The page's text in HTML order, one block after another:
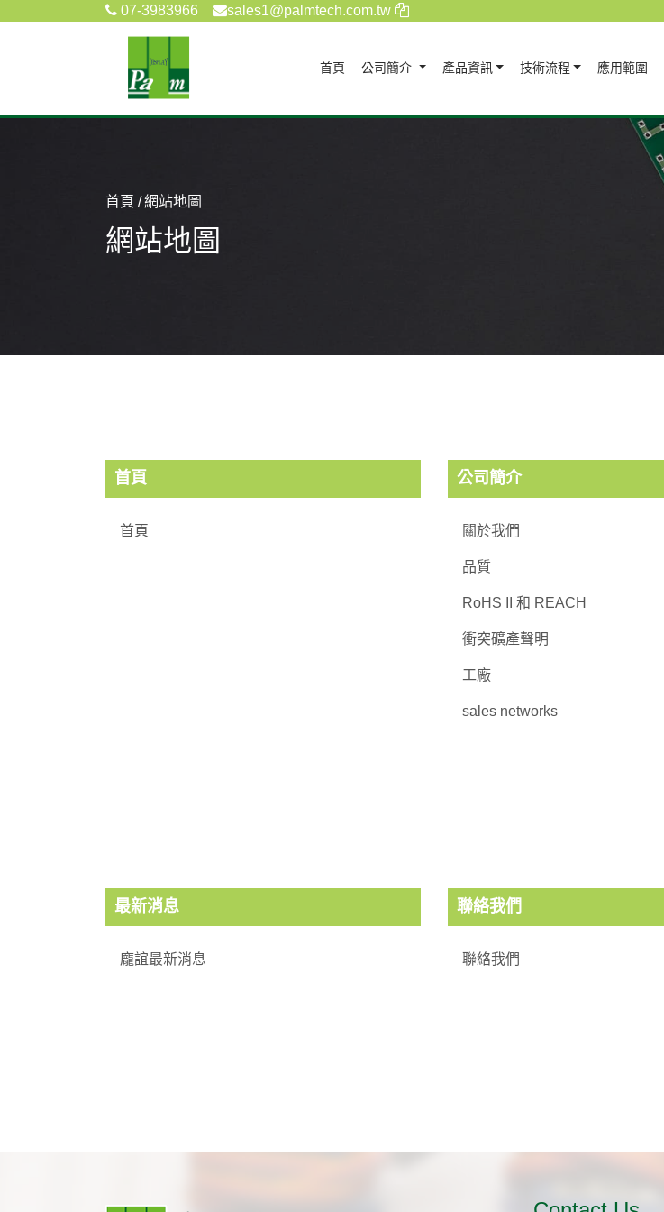
07-3983966 sales1@palmtech.com.tw
首頁(current)
公司簡介 產品資訊 技術流程 應用範圍
首頁 網站地圖
網站地圖
首頁
首頁
公司簡介
關於我們
品質
RoHS II 和 REACH
衝突礦產聲明
工廠
sales networks
最新消息
龐誼最新消息
聯絡我們
聯絡我們